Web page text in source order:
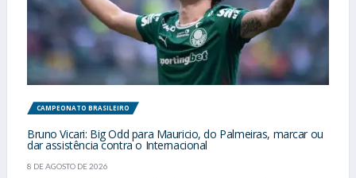
CAMPEONATO BRASILEIRO
Bruno Vicari: Big Odd para Mauricio, do Palmeiras, marcar ou
dar assistência contra o Internacional
8 DE AGOSTO DE 2026